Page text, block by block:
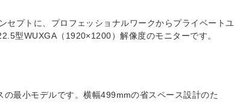
プトに、プロフェッショナルワークからプライベート
型WUXGA（1920×1200）解像度のモニターです。
最小モデルです。横幅499mmの省スペース設計のた